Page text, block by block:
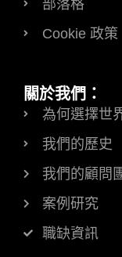
部落格
Cookie 政策
關於我們：
為何選擇世
我們的歷史
我們的顧問
案例研究
職缺資訊